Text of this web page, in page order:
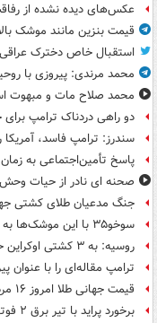
عکس‌های دیده نشده از
قیمت بنزین مانند موشک
استقبال خاص دخترک عراقی
محمد مرندی: پیروزی با
محمد صلاح مات و مبهوت
دو راهی دردناک ترامپ
سندرز: ترامپ فاسد،
پاسخ تأمین‌اجتماعی به
صحنه ای نادر از حیات وحش
جنگ مدعیان طلای کشتی
سوخو۳۵ با این موشک‌ها به ناوهای‌جنگی حمله می‌کند
روسیه: به ۳ کشتی اوکراین حمله و ۲۰۳ پهپاد را سرنگون کردیم
ترامپ مقاله‌ای را با عنوان
قیمت جهانی طلا امروز ۱۶ مرداد
برخورد پراید با تیر برق ۲ فوتی بر جای گذاشت